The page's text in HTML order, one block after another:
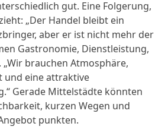
gut. Eine Folgerung,
„Der Handel bleibt ein
aber er ist nicht mehr der
Gastronomie, Dienstleistung,
brauchen Atmosphäre,
und eine attraktive
Gerade Mittelstädte könnten
kurzen Wegen und
punkten.